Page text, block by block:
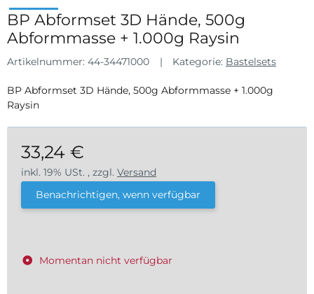
BP Abformset 3D Hände, 500g
Abformmasse + 1.000g Raysin
Artikelnummer: 44-34471000 Kategorie: Bastelsets
BP Abformset 3D Hände, 500g Abformmasse + 1.000g
Raysin
33,24 €
inkl. 19% USt. , zzgl. Versand
Benachrichtigen, wenn verfügbar
Momentan nicht verfügbar